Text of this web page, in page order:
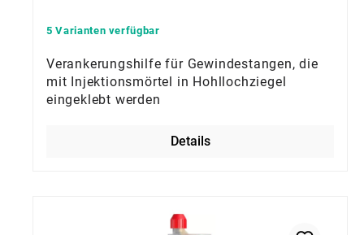
5 Varianten verfügbar
Verankerungshilfe für Gewindestangen, die
mit Injektionsmörtel in Hohllochziegel
eingeklebt werden
Details